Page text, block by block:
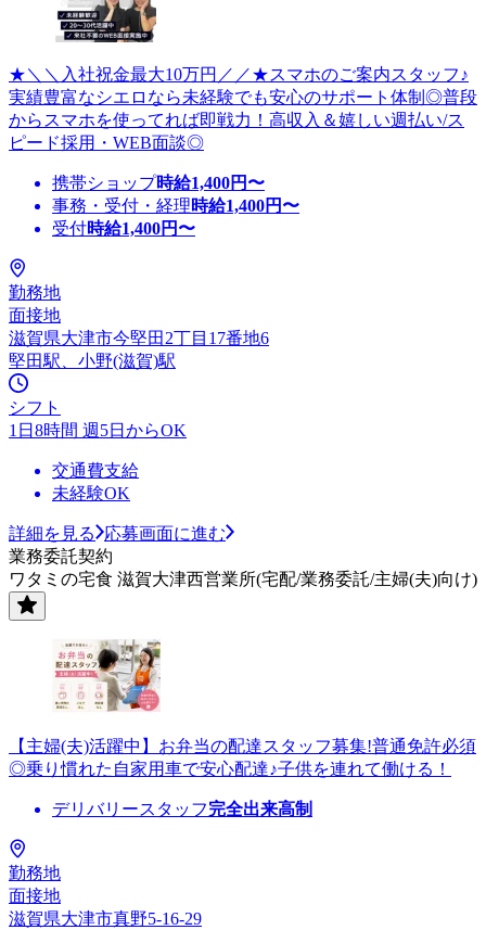
★＼＼入社祝金最大10万円／／★スマホのご案内スタッフ♪
実績豊富なシエロなら未経験でも安心のサポート体制◎普段
からスマホを使ってれば即戦力！高収入＆嬉しい週払い/ス
ピード採用・WEB面談◎
携帯ショップ時給1,400円〜
事務・受付・経理時給1,400円〜
受付時給1,400円〜
勤務地
面接地
滋賀県大津市今堅田2丁目17番地6
堅田駅、小野(滋賀)駅
シフト
1日8時間 週5日からOK
交通費支給
未経験OK
詳細を見る
応募画面に進む
業務委託契約
ワタミの宅食 滋賀大津西営業所(宅配/業務委託/主婦(夫)向け)
【主婦(夫)活躍中】お弁当の配達スタッフ募集!普通免許必須
◎乗り慣れた自家用車で安心配達♪子供を連れて働ける！
デリバリースタッフ完全出来高制
勤務地
面接地
滋賀県大津市真野5-16-29